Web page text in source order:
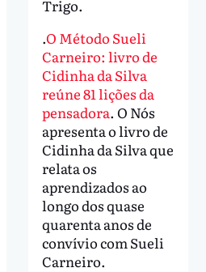
Trigo.
.O Método Sueli
Carneiro: livro de
Cidinha da Silva
reúne 81 lições da
pensadora. O Nós
apresenta o livro de
Cidinha da Silva que
relata os
aprendizados ao
longo dos quase
quarenta anos de
convívio com Sueli
Carneiro.